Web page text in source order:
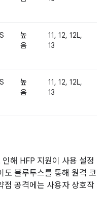
높
음
11, 12, 12L,
13
높
음
11, 12, 12L,
13
해 HFP 지원이 사용 설정
도 블루투스를 통해 원격 코
점 공격에는 사용자 상호작